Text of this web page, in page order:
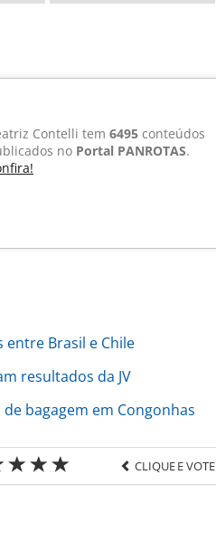
Contelli tem 6495 conteúdos
no Portal PANROTAS.
entre Brasil e Chile
resultados da JV
bagagem em Congonhas
CLIQUE E VOTE